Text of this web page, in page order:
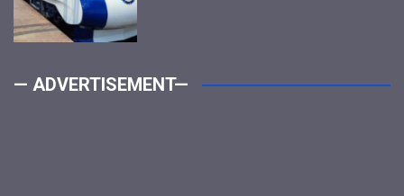
— ADVERTISEMENT—